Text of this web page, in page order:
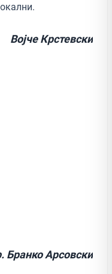
Војче Крстевски
Бранко Арсовски